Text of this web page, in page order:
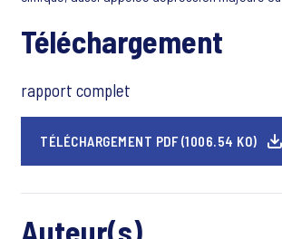
Téléchargement
rapport complet
TÉLÉCHARGEMENT PDF (1006.54 KO)